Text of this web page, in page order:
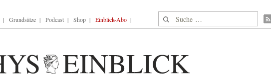
Grundsätze Podcast Shop Einblick-Abo Suche nach: